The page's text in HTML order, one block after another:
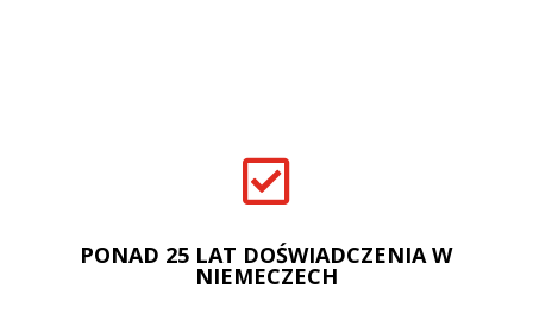

PONAD 25 LAT DOŚWIADCZENIA W
NIEMECZECH